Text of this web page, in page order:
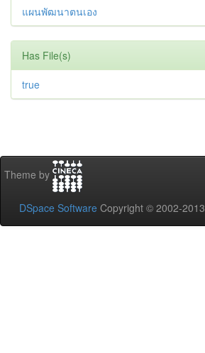
แผนพัฒนาตนเอง
Has File(s)
true
Theme by
DSpace Software Copyright © 2002-2013